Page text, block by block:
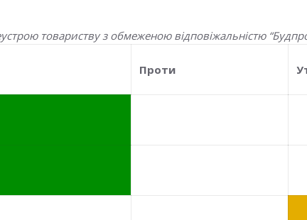
товариству з обмеженою відповіжальністю
Проти